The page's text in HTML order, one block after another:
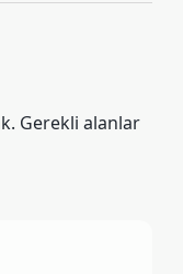
Gerekli alanlar